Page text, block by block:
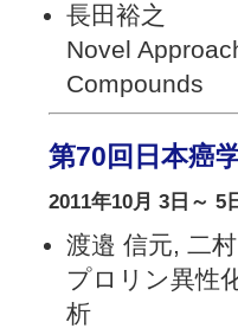
長田裕之
Novel
Compounds
第70回日本癌
2011年10月 3日～ 5
渡邉 信元, 二
プロリン異性
析